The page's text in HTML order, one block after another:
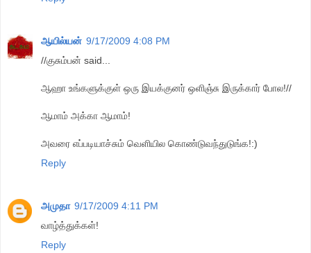
ஆயில்யன் 9/17/2009 4:08 PM
//குசும்பன் said...
ஆஹா உங்களுக்குள் ஒரு இயக்குனர் ஒளிஞ்சு இருக்கார் போல!//
ஆமாம் அக்கா ஆமாம்!
அவரை எப்படியாச்சும் வெளியில கொண்டுவந்துடுங்க!:)
Reply
அமுதா 9/17/2009 4:11 PM
வாழ்த்துக்கள்!
Reply